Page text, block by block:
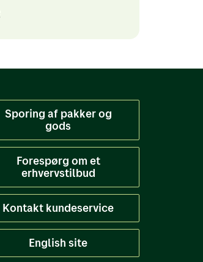
Sporing af pakker og
gods
Forespørg om et
erhvervstilbud
Kontakt kundeservice
English site